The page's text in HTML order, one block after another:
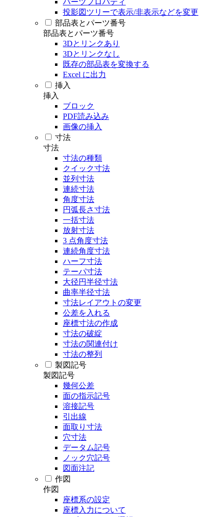
パーツプロパティ
投影図ツリーで表示/非表示などを変更
部品表とパーツ番号
部品表とパーツ番号
3Dとリンクあり
3Dとリンクなし
既存の部品表を変換する
Excel に出力
挿入
挿入
ブロック
PDF読み込み
画像の挿入
寸法
寸法
寸法の種類
クイック寸法
並列寸法
連続寸法
角度寸法
円弧長さ寸法
一括寸法
放射寸法
3 点角度寸法
連続角度寸法
ハーフ寸法
テーパ寸法
大径円半径寸法
曲率半径寸法
寸法レイアウトの変更
公差を入れる
座標寸法の作成
寸法の破綻
寸法の関連付け
寸法の整列
製図記号
製図記号
幾何公差
面の指示記号
溶接記号
引出線
面取り寸法
穴寸法
データム記号
ノック穴記号
図面注記
作図
作図
座標系の設定
座標入力について